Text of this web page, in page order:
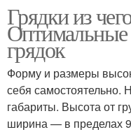
Грядки из
грядок
Форму и размеры
себя самостоятельно.
габариты. Высота от
ширина — в пределах